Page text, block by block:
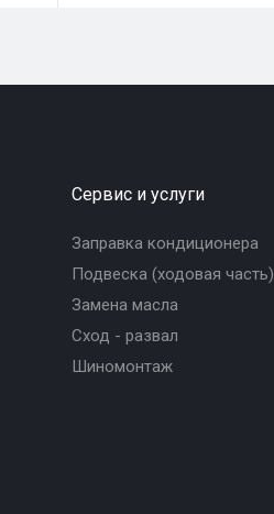
Сервис и услуги
Заправка кондиционера
Подвеска (ходовая часть)
Замена масла
Сход - развал
Шиномонтаж